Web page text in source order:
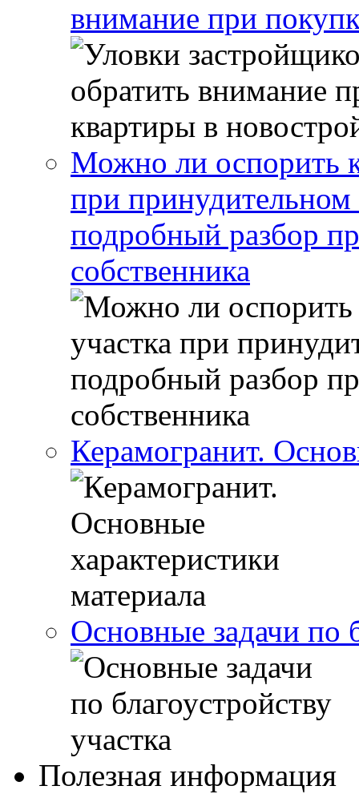
внимание при
Можно ли оспорить
при принудительном
подробный разбор
собственника
Керамогранит.
Основные задачи по
Полезная информация